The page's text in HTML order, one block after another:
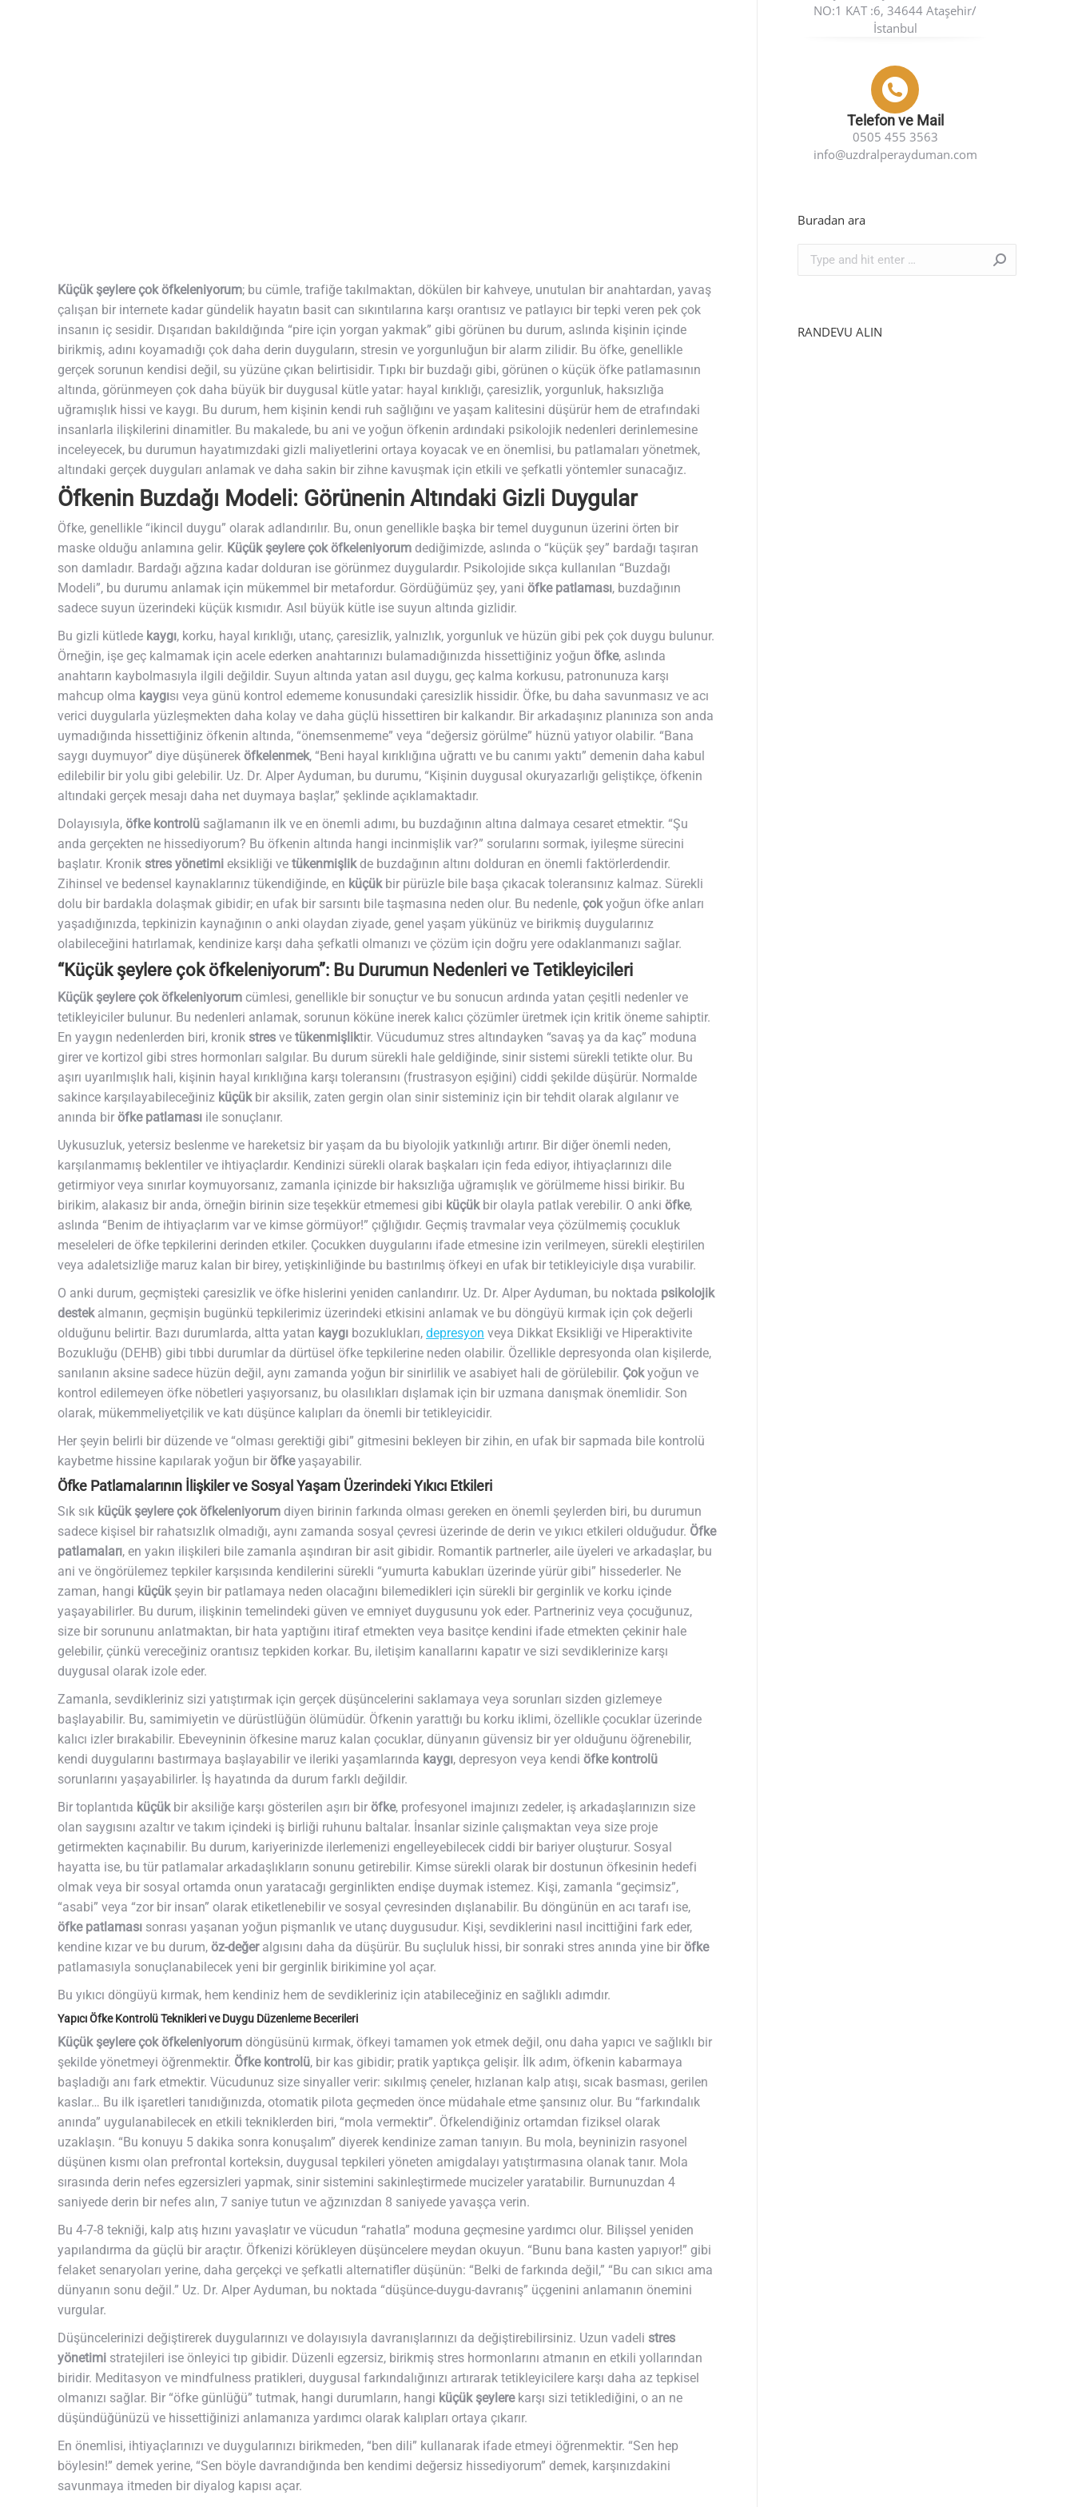
Küçük şeylere çok öfkeleniyorum; bu cümle, trafiğe takılmaktan, dökülen bir kahveye, unutulan bir anahtardan, yavaş
çalışan bir internete kadar gündelik hayatın basit can sıkıntılarına karşı orantısız ve patlayıcı bir tepki veren pek çok
insanın iç sesidir. Dışarıdan bakıldığında “pire için yorgan yakmak” gibi görünen bu durum, aslında kişinin içinde
birikmiş, adını koyamadığı çok daha derin duyguların, stresin ve yorgunluğun bir alarm zilidir. Bu öfke, genellikle
gerçek sorunun kendisi değil, su yüzüne çıkan belirtisidir. Tıpkı bir buzdağı gibi, görünen o küçük öfke patlamasının
altında, görünmeyen çok daha büyük bir duygusal kütle yatar: hayal kırıklığı, çaresizlik, yorgunluk, haksızlığa
uğramışlık hissi ve kaygı. Bu durum, hem kişinin kendi ruh sağlığını ve yaşam kalitesini düşürür hem de etrafındaki
insanlarla ilişkilerini dinamitler. Bu makalede, bu ani ve yoğun öfkenin ardındaki psikolojik nedenleri derinlemesine
inceleyecek, bu durumun hayatımızdaki gizli maliyetlerini ortaya koyacak ve en önemlisi, bu patlamaları yönetmek,
altındaki gerçek duyguları anlamak ve daha sakin bir zihne kavuşmak için etkili ve şefkatli yöntemler sunacağız.
Öfkenin Buzdağı Modeli: Görünenin Altındaki Gizli Duygular
Öfke, genellikle “ikincil duygu” olarak adlandırılır. Bu, onun genellikle başka bir temel duygunun üzerini örten bir
maske olduğu anlamına gelir. Küçük şeylere çok öfkeleniyorum dediğimizde, aslında o “küçük şey” bardağı taşıran
son damladır. Bardağı ağzına kadar dolduran ise görünmez duygulardır. Psikolojide sıkça kullanılan “Buzdağı
Modeli”, bu durumu anlamak için mükemmel bir metafordur. Gördüğümüz şey, yani öfke patlaması, buzdağının
sadece suyun üzerindeki küçük kısmıdır. Asıl büyük kütle ise suyun altında gizlidir.
Bu gizli kütlede kaygı, korku, hayal kırıklığı, utanç, çaresizlik, yalnızlık, yorgunluk ve hüzün gibi pek çok duygu bulunur.
Örneğin, işe geç kalmamak için acele ederken anahtarınızı bulamadığınızda hissettiğiniz yoğun öfke, aslında
anahtarın kaybolmasıyla ilgili değildir. Suyun altında yatan asıl duygu, geç kalma korkusu, patronunuza karşı
mahcup olma kaygısı veya günü kontrol edememe konusundaki çaresizlik hissidir. Öfke, bu daha savunmasız ve acı
verici duygularla yüzleşmekten daha kolay ve daha güçlü hissettiren bir kalkandır. Bir arkadaşınız planınıza son anda
uymadığında hissettiğiniz öfkenin altında, “önemsenmeme” veya “değersiz görülme” hüznü yatıyor olabilir. “Bana
saygı duymuyor” diye düşünerek öfkelenmek, “Beni hayal kırıklığına uğrattı ve bu canımı yaktı” demenin daha kabul
edilebilir bir yolu gibi gelebilir. Uz. Dr. Alper Ayduman, bu durumu, “Kişinin duygusal okuryazarlığı geliştikçe, öfkenin
altındaki gerçek mesajı daha net duymaya başlar,” şeklinde açıklamaktadır.
Dolayısıyla, öfke kontrolü sağlamanın ilk ve en önemli adımı, bu buzdağının altına dalmaya cesaret etmektir. “Şu
anda gerçekten ne hissediyorum? Bu öfkenin altında hangi incinmişlik var?” sorularını sormak, iyileşme sürecini
başlatır. Kronik stres yönetimi eksikliği ve tükenmişlikde buzdağının altını dolduran en önemli faktörlerdendir.
Zihinsel ve bedensel kaynaklarınız tükendiğinde, en küçükbir pürüzle bile başa çıkacak toleransınız kalmaz. Sürekli
dolu bir bardakla dolaşmak gibidir; en ufak bir sarsıntı bile taşmasına neden olur. Bu nedenle, çokyoğun öfke anları
yaşadığınızda, tepkinizin kaynağının o anki olaydan ziyade, genel yaşam yükünüz ve birikmiş duygularınız
olabileceğini hatırlamak, kendinize karşı daha şefkatli olmanızı ve çözüm için doğru yere odaklanmanızı sağlar.
“Küçük şeylere çok öfkeleniyorum”: Bu Durumun Nedenleri ve Tetikleyicileri
Küçük şeylere çok öfkeleniyorum cümlesi, genellikle bir sonuçtur ve bu sonucun ardında yatan çeşitli nedenler ve
tetikleyiciler bulunur. Bu nedenleri anlamak, sorunun köküne inerek kalıcı çözümler üretmek için kritik öneme sahiptir.
En yaygın nedenlerden biri, kronik stres ve tükenmişliktir. Vücudumuz stres altındayken “savaş ya da kaç” moduna
girer ve kortizol gibi stres hormonları salgılar. Bu durum sürekli hale geldiğinde, sinir sistemi sürekli tetikte olur. Bu
aşırı uyarılmışlık hali, kişinin hayal kırıklığına karşı toleransını (frustrasyon eşiğini) ciddi şekilde düşürür. Normalde
sakince karşılayabileceğiniz küçükbir aksilik, zaten gergin olan sinir sisteminiz için bir tehdit olarak algılanır ve
anında bir öfke patlaması ile sonuçlanır.
Uykusuzluk, yetersiz beslenme ve hareketsiz bir yaşam da bu biyolojik yatkınlığı artırır. Bir diğer önemli neden,
karşılanmamış beklentiler ve ihtiyaçlardır. Kendinizi sürekli olarak başkaları için feda ediyor, ihtiyaçlarınızı dile
getirmiyor veya sınırlar koymuyorsanız, zamanla içinizde bir haksızlığa uğramışlık ve görülmeme hissi birikir. Bu
birikim, alakasız bir anda, örneğin birinin size teşekkür etmemesi gibi küçükbir olayla patlak verebilir. O anki öfke,
aslında “Benim de ihtiyaçlarım var ve kimse görmüyor!” çığlığıdır. Geçmiş travmalar veya çözülmemiş çocukluk
meseleleri de öfke tepkilerini derinden etkiler. Çocukken duygularını ifade etmesine izin verilmeyen, sürekli eleştirilen
veya adaletsizliğe maruz kalan bir birey, yetişkinliğinde bu bastırılmış öfkeyi en ufak bir tetikleyiciyle dışa vurabilir.
O anki durum, geçmişteki çaresizlik ve öfke hislerini yeniden canlandırır. Uz. Dr. Alper Ayduman, bu noktada psikolojik
destekalmanın, geçmişin bugünkü tepkilerimiz üzerindeki etkisini anlamak ve bu döngüyü kırmak için çok değerli
olduğunu belirtir. Bazı durumlarda, altta yatan kaygı bozuklukları, depresyon veya Dikkat Eksikliği ve Hiperaktivite
Bozukluğu (DEHB) gibi tıbbi durumlar da dürtüsel öfke tepkilerine neden olabilir. Özellikle depresyonda olan kişilerde,
sanılanın aksine sadece hüzün değil, aynı zamanda yoğun bir sinirlilik ve asabiyet hali de görülebilir. Çokyoğun ve
kontrol edilemeyen öfke nöbetleri yaşıyorsanız, bu olasılıkları dışlamak için bir uzmana danışmak önemlidir. Son
olarak, mükemmeliyetçilik ve katı düşünce kalıpları da önemli bir tetikleyicidir.
Her şeyin belirli bir düzende ve “olması gerektiği gibi” gitmesini bekleyen bir zihin, en ufak bir sapmada bile kontrolü
kaybetme hissine kapılarak yoğun bir öfkeyaşayabilir.
Öfke Patlamalarının İlişkiler ve Sosyal Yaşam Üzerindeki Yıkıcı Etkileri
Sık sık küçük şeylere çok öfkeleniyorum diyen birinin farkında olması gereken en önemli şeylerden biri, bu durumun
sadece kişisel bir rahatsızlık olmadığı, aynı zamanda sosyal çevresi üzerinde de derin ve yıkıcı etkileri olduğudur. Öfke
patlamaları, en yakın ilişkileri bile zamanla aşındıran bir asit gibidir. Romantik partnerler, aile üyeleri ve arkadaşlar, bu
ani ve öngörülemez tepkiler karşısında kendilerini sürekli “yumurta kabukları üzerinde yürür gibi” hissederler. Ne
zaman, hangi küçükşeyin bir patlamaya neden olacağını bilemedikleri için sürekli bir gerginlik ve korku içinde
yaşayabilirler. Bu durum, ilişkinin temelindeki güven ve emniyet duygusunu yok eder. Partneriniz veya çocuğunuz,
size bir sorununu anlatmaktan, bir hata yaptığını itiraf etmekten veya basitçe kendini ifade etmekten çekinir hale
gelebilir, çünkü vereceğiniz orantısız tepkiden korkar. Bu, iletişim kanallarını kapatır ve sizi sevdiklerinize karşı
duygusal olarak izole eder.
Zamanla, sevdikleriniz sizi yatıştırmak için gerçek düşüncelerini saklamaya veya sorunları sizden gizlemeye
başlayabilir. Bu, samimiyetin ve dürüstlüğün ölümüdür. Öfkenin yarattığı bu korku iklimi, özellikle çocuklar üzerinde
kalıcı izler bırakabilir. Ebeveyninin öfkesine maruz kalan çocuklar, dünyanın güvensiz bir yer olduğunu öğrenebilir,
kendi duygularını bastırmaya başlayabilir ve ileriki yaşamlarında kaygı, depresyon veya kendi öfke kontrolü
sorunlarını yaşayabilirler. İş hayatında da durum farklı değildir.
Bir toplantıda küçükbir aksiliğe karşı gösterilen aşırı bir öfke, profesyonel imajınızı zedeler, iş arkadaşlarınızın size
olan saygısını azaltır ve takım içindeki iş birliği ruhunu baltalar. İnsanlar sizinle çalışmaktan veya size proje
getirmekten kaçınabilir. Bu durum, kariyerinizde ilerlemenizi engelleyebilecek ciddi bir bariyer oluşturur. Sosyal
hayatta ise, bu tür patlamalar arkadaşlıkların sonunu getirebilir. Kimse sürekli olarak bir dostunun öfkesinin hedefi
olmak veya bir sosyal ortamda onun yaratacağı gerginlikten endişe duymak istemez. Kişi, zamanla “geçimsiz”,
“asabi” veya “zor bir insan” olarak etiketlenebilir ve sosyal çevresinden dışlanabilir. Bu döngünün en acı tarafı ise,
öfke patlaması sonrası yaşanan yoğun pişmanlık ve utanç duygusudur. Kişi, sevdiklerini nasıl incittiğini fark eder,
kendine kızar ve bu durum, öz-değeralgısını daha da düşürür. Bu suçluluk hissi, bir sonraki stres anında yine bir öfke
patlamasıyla sonuçlanabilecek yeni bir gerginlik birikimine yol açar.
Bu yıkıcı döngüyü kırmak, hem kendiniz hem de sevdikleriniz için atabileceğiniz en sağlıklı adımdır.
Yapıcı Öfke Kontrolü Teknikleri ve Duygu Düzenleme Becerileri
Küçük şeylere çok öfkeleniyorum döngüsünü kırmak, öfkeyi tamamen yok etmek değil, onu daha yapıcı ve sağlıklı bir
şekilde yönetmeyi öğrenmektir. Öfke kontrolü, bir kas gibidir; pratik yaptıkça gelişir. İlk adım, öfkenin kabarmaya
başladığı anı fark etmektir. Vücudunuz size sinyaller verir: sıkılmış çeneler, hızlanan kalp atışı, sıcak basması, gerilen
kaslar… Bu ilk işaretleri tanıdığınızda, otomatik pilota geçmeden önce müdahale etme şansınız olur. Bu “farkındalık
anında” uygulanabilecek en etkili tekniklerden biri, “mola vermektir”. Öfkelendiğiniz ortamdan fiziksel olarak
uzaklaşın. “Bu konuyu 5 dakika sonra konuşalım” diyerek kendinize zaman tanıyın. Bu mola, beyninizin rasyonel
düşünen kısmı olan prefrontal korteksin, duygusal tepkileri yöneten amigdalayı yatıştırmasına olanak tanır. Mola
sırasında derin nefes egzersizleri yapmak, sinir sistemini sakinleştirmede mucizeler yaratabilir. Burnunuzdan 4
saniyede derin bir nefes alın, 7 saniye tutun ve ağzınızdan 8 saniyede yavaşça verin.
Bu 4-7-8 tekniği, kalp atış hızını yavaşlatır ve vücudun “rahatla” moduna geçmesine yardımcı olur. Bilişsel yeniden
yapılandırma da güçlü bir araçtır. Öfkenizi körükleyen düşüncelere meydan okuyun. “Bunu bana kasten yapıyor!” gibi
felaket senaryoları yerine, daha gerçekçi ve şefkatli alternatifler düşünün: “Belki de farkında değil,” “Bu can sıkıcı ama
dünyanın sonu değil.” Uz. Dr. Alper Ayduman, bu noktada “düşünce-duygu-davranış” üçgenini anlamanın önemini
vurgular.
Düşüncelerinizi değiştirerek duygularınızı ve dolayısıyla davranışlarınızı da değiştirebilirsiniz. Uzun vadeli stres
yönetimi stratejileri ise önleyici tıp gibidir. Düzenli egzersiz, birikmiş stres hormonlarını atmanın en etkili yollarından
biridir. Meditasyon ve mindfulness pratikleri, duygusal farkındalığınızı artırarak tetikleyicilere karşı daha az tepkisel
olmanızı sağlar. Bir “öfke günlüğü” tutmak, hangi durumların, hangi küçük şeylerekarşı sizi tetiklediğini, o an ne
düşündüğünüzü ve hissettiğinizi anlamanıza yardımcı olarak kalıpları ortaya çıkarır.
En önemlisi, ihtiyaçlarınızı ve duygularınızı birikmeden, “ben dili” kullanarak ifade etmeyi öğrenmektir. “Sen hep
böylesin!” demek yerine, “Sen böyle davrandığında ben kendimi değersiz hissediyorum” demek, karşınızdakini
savunmaya itmeden bir diyalog kapısı açar.
NO:1 KAT :6, 34644 Ataşehir/
İstanbul
Telefon ve Mail
0505 455 3563
info@uzdralperayduman.com
Buradan ara
Search:
RANDEVU ALIN